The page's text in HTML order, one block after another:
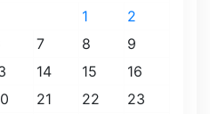
1
2
7 8
9
14 15
16
21 22
23